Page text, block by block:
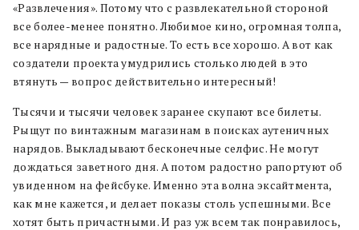
«Развлечения». Потому что с развлекательной стороной
все более-менее понятно. Любимое кино, огромная толпа,
все нарядные и радостные. То есть все хорошо. А вот как
создатели проекта умудрились столько людей в это
втянуть — вопрос действительно интересный!
Тысячи и тысячи человек заранее скупают все билеты.
Рыщут по винтажным магазинам в поисках аутеничных
нарядов. Выкладывают бесконечные селфис. Не могут
дождаться заветного дня. А потом радостно рапортуют об
увиденном на фейсбуке. Именно эта волна эксайтмента,
как мне кажется, и делает показы столь успешными. Все
хотят быть причастными. И раз уж всем так понравилось,